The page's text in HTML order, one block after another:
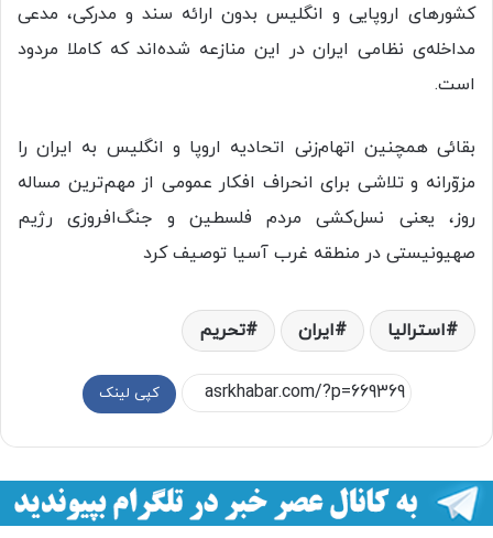
کشورهای اروپایی و انگلیس بدون ارائه سند و مدرکی، مدعی
مداخله‌ی نظامی ایران در این منازعه شده‌اند که کاملا مردود
است.
بقائی همچنین اتهام‌زنی اتحادیه اروپا و انگلیس به ایران را
مزوّرانه و تلاشی برای انحراف افکار عمومی از مهم‌ترین مساله
روز، یعنی نسل‌کشی مردم فلسطین و جنگ‌افروزی رژیم
صهیونیستی در منطقه غرب آسیا توصیف کرد
استرالیا ایران تحریم
کپی لینک